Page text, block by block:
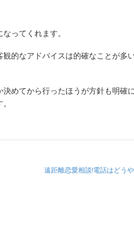
ってくれます。
的なアドバイスは的確なことが多
めてから行ったほうが方針も明確
遠距離恋愛相談!電話はどう